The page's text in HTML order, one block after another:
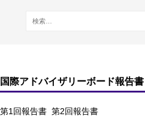
国際アドバイザリーボード報告書
第1回報告書 第2回報告書